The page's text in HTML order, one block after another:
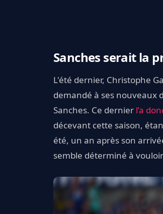
Sanches serait la
L'été dernier, Christophe
demandé à ses nouveaux
Sanches. Ce dernier l’a
décevant cette saison,
été, un an après son
semble déterminé à